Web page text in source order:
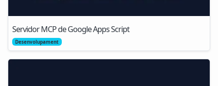
Servidor MCP de Google Apps Script
Desenvolupament